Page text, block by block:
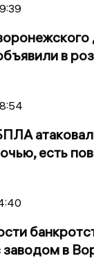
в
есть
заводом в